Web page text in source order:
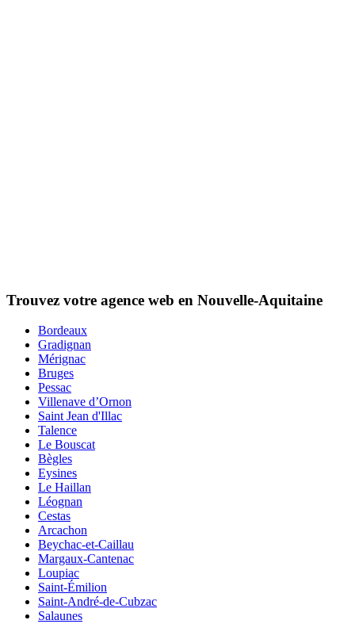
Trouvez votre agence web en Nouvelle-Aquitaine
Bordeaux
Gradignan
Mérignac
Bruges
Pessac
Villenave d’Ornon
Saint Jean d'Illac
Talence
Le Bouscat
Bègles
Eysines
Le Haillan
Léognan
Cestas
Arcachon
Beychac-et-Caillau
Margaux-Cantenac
Loupiac
Saint-Émilion
Saint-André-de-Cubzac
Salaunes